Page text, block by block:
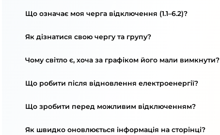
Що означає моя черга відключення (1.1–6.2)?
Як дізнатися свою чергу та групу?
Чому світло є, хоча за графіком його мали вимкнути?
Що робити після відновлення електроенергії?
Що зробити перед можливим відключенням?
Як швидко оновлюється інформація на сторінці?